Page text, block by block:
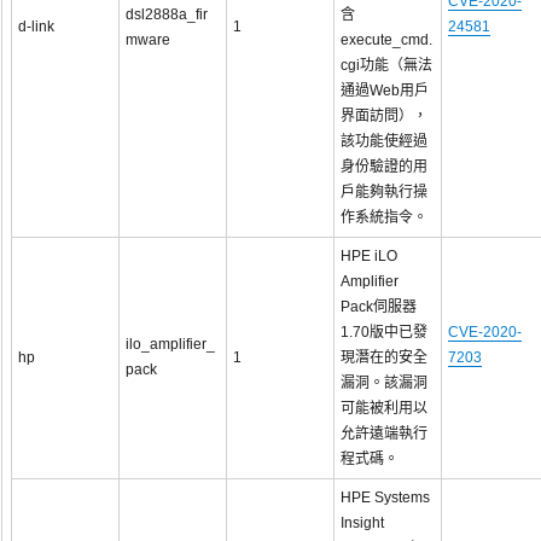
d-link
dsl2888a_fir
mware
1
含
execute_cmd.
cgi功能（無法
通過Web用戶
界面訪問），
該功能使經過
身份驗證的用
戶能夠執行操
作系統指令。
24581
hp
ilo_amplifier_
pack
1
HPE iLO
Amplifier
Pack伺服器
1.70版中已發
現潛在的安全
漏洞。該漏洞
可能被利用以
允許遠端執行
程式碼。
CVE-2020-
7203
HPE Systems
Insight